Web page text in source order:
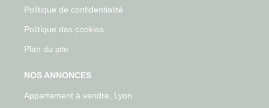
Politique de confidentialité
Politique des cookies
Plan du site
NOS ANNONCES
Appartement à vendre, Lyon